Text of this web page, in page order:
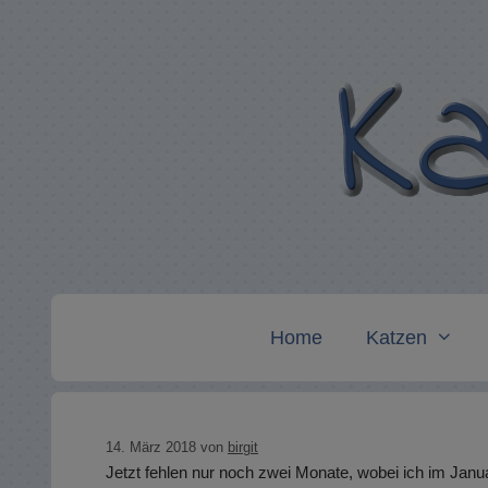
Home Katzen
14. März 2018 von birgit
Jetzt fehlen nur noch zwei Monate, wobei ich im